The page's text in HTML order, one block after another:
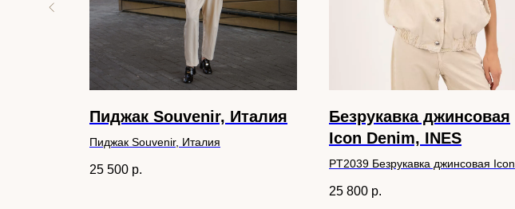
Пиджак Souvenir, Италия
Пиджак Souvenir, Италия
25 500 р.
Безрукавка джинсовая
Icon Denim, INES
PT2039 Безрукавка джинсовая Icon
25 800 р.